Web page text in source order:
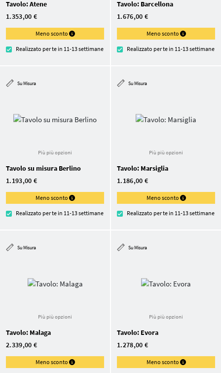
Tavolo: Atene
1.353,00 €
Meno sconto
Realizzato per te in 11-13 settimane
Tavolo: Barcellona
1.676,00 €
Meno sconto
Realizzato per te in 11-13 settimane
Su Misura
Più più opzioni
Tavolo su misura Berlino
1.193,00 €
Meno sconto
Realizzato per te in 11-13 settimane
Su Misura
Più più opzioni
Tavolo: Marsiglia
1.186,00 €
Meno sconto
Realizzato per te in 11-13 settimane
Su Misura
Più più opzioni
Tavolo: Malaga
2.339,00 €
Meno sconto
Su Misura
Più più opzioni
Tavolo: Evora
1.278,00 €
Meno sconto